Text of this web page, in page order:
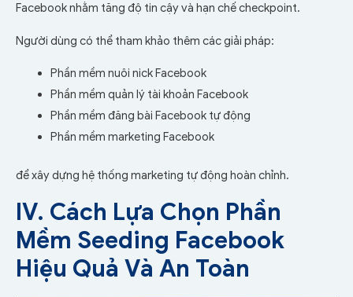
Facebook nhằm tăng độ tin cậy và hạn chế checkpoint.
Người dùng có thể tham khảo thêm các giải pháp:
Phần mềm nuôi nick Facebook
Phần mềm quản lý tài khoản Facebook
Phần mềm đăng bài Facebook tự động
Phần mềm marketing Facebook
để xây dựng hệ thống marketing tự động hoàn chỉnh.
IV. Cách Lựa Chọn Phần
Mềm Seeding Facebook
Hiệu Quả Và An Toàn